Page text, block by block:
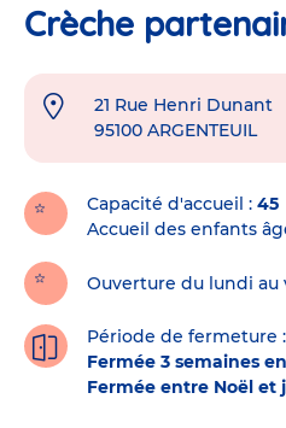
Crèche
Adresse
crèche
21 Rue Henri Dunant
95100 ARGENTEUIL
Capacité d'accueil
45
Accueil des enfants
Ouverture du lundi au
Période de fermeture :
Fermée 3 semaines
Fermée entre Noël et